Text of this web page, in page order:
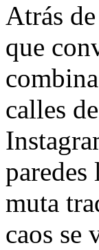
Atrás
que
calles
muta
caos se